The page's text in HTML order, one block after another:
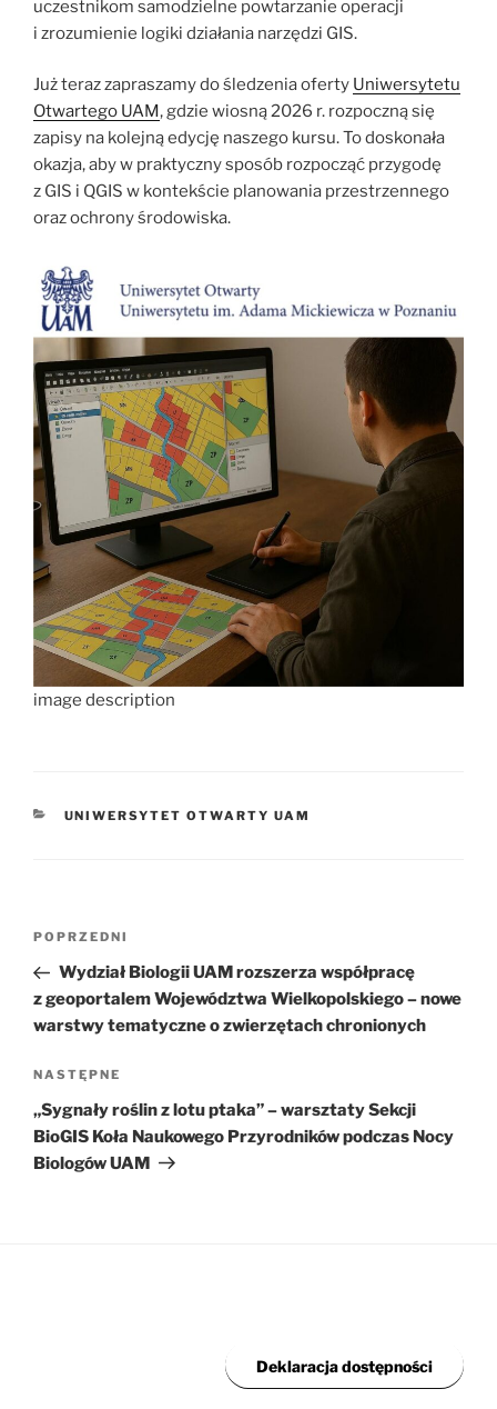
uczestnikom samodzielne powtarzanie operacji
i zrozumienie logiki działania narzędzi GIS.
Już teraz zapraszamy do śledzenia oferty Uniwersytetu
Otwartego UAM, gdzie wiosną 2026 r. rozpoczną się
zapisy na kolejną edycję naszego kursu. To doskonała
okazja, aby w praktyczny sposób rozpocząć przygodę
z GIS i QGIS w kontekście planowania przestrzennego
oraz ochrony środowiska.
image description
KATEGORIE
UNIWERSYTET OTWARTY UAM
Nawigacja
Poprzedni
wpis
POPRZEDNI
Wydział Biologii UAM rozszerza współpracę
z geoportalem Województwa Wielkopolskiego – nowe
warstwy tematyczne o zwierzętach chronionych
Następny
wpis
NASTĘPNE
„Sygnały roślin z lotu ptaka” – warsztaty Sekcji
BioGIS Koła Naukowego Przyrodników podczas Nocy
Biologów UAM
Deklaracja dostępności